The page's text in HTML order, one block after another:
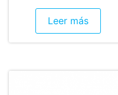
Leer más